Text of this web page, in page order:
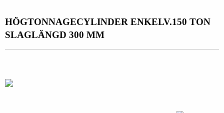
HÖGTONNAGECYLINDER ENKELV.150 TON
SLAGLÄNGD 300 MM